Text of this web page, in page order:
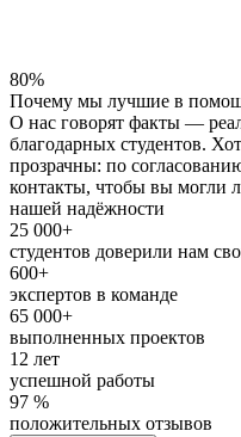
80%
Почему мы лучшие в
О нас говорят факты —
благодарных студентов.
прозрачны: по
контакты, чтобы вы могли
нашей надёжности
25 000+
студентов доверили нам
600+
экспертов в команде
65 000+
выполненных проектов
12 лет
успешной работы
97 %
положительных отзывов